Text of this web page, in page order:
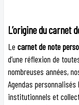
L’origine du carnet
Le carnet de note
d’une réflexion de
nombreuses années,
Agendas
institutionnels et